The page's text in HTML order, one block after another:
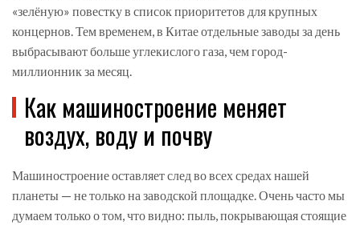
«зелёную» повестку в список приоритетов для крупных
концернов. Тем временем, в Китае отдельные заводы за день
выбрасывают больше углекислого газа, чем город-
миллионник за месяц.
Как машиностроение меняет
воздух, воду и почву
Машиностроение оставляет след во всех средах нашей
планеты — не только на заводской площадке. Очень часто мы
думаем только о том, что видно: пыль, покрывающая стоящие